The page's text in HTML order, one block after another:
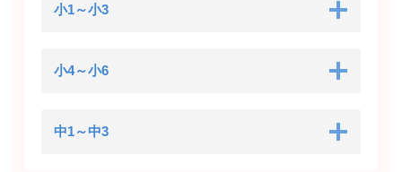
小1～小3
小4～小6
中1～中3